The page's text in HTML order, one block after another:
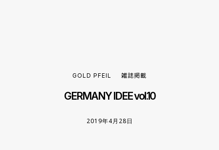
GOLD PFEIL 雑誌掲載
GERMANY IDEE vol.10
2019年4月28日